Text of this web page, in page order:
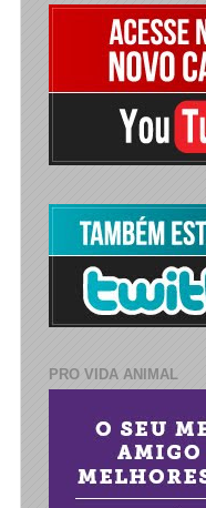
PRO VIDA ANIMAL